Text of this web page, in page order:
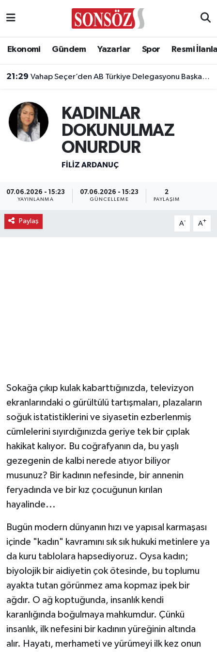
Ekonomi Gündem Yazarlar Spor Resmi
21:29 Vahap Seçer’den AB Türkiye Delegasyonu Başkanı Aivo Orav’a nezaket ziyareti
KADINLAR
DOKUNULMAZ
ONURDUR
FILIZ ARDANUÇ
07.06.2026 - 15:23
YAYINLANMA
07.06.2026 - 15:23
GÜNCELLEME
2
PAYLAŞIM
Paylaş A- A+
Sokağa çıkıp kulak kabarttığınızda, televizyon
ekranlarındaki o gürültülü tartışmaları, plazaların
soğuk istatistiklerini ve siyasetin ezberlenmiş
cümlelerini sıyırdığınızda geriye tek bir çıplak
hakikat kalıyor. Bu coğrafyanın da, bu yaşlı
gezegenin de kalbi nerede atıyor biliyor
musunuz? Bir kadının nefesinde, bir annenin
feryadında ve bir kız çocuğunun kırılan
hayalinde...
Bugün modern dünyanın hızı ve yapısal karmaşası
içinde "kadın" kavramını sık sık hukuki metinlere ya
da kuru tablolara hapsediyoruz. Oysa kadın;
biyolojik bir aidiyetin çok ötesinde, bu toplumu
ayakta tutan görünmez ama kopmaz ipek bir
ağdır. O ağ koptuğunda, insanlık kendi
karanlığında boğulmaya mahkumdur. Çünkü
insanlık, ilk nefesini bir kadının yüreğinin altında
alır. Hayatı, merhameti ve yürümeyi ilk kez onun
Asayiş
Biyografi
Çevre
İlçe Haberleri
Keşfet
Kültür & Sanat
Magazin
Sağlık
Seri İlan
Siyaset
Sokak Hayvanlarını Sahiplendirme
Sonsöz Özel
Spor
Ankara Nöbetçi Eczaneler
Ankara Trafik Yoğunluk Haritası
Süper Lig Puan Durumu ve Fikstür
Tüm Manşetler